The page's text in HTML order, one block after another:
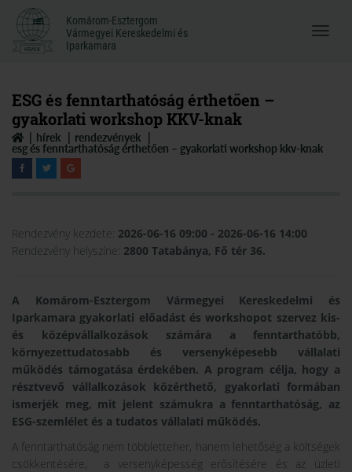
Komárom-Esztergom
Vármegyei Kereskedelmi és
Iparkamara
Komárom-Esztergom
Vármegyei Kereskedelmi és
Iparkamara
Menü
ESG és fenntarthatóság érthetően –
gyakorlati workshop KKV-knak
hírek
rendezvények
esg és fenntarthatóság érthetően – gyakorlati workshop kkv-knak
Rendezvény kezdete: 2026-06-16 09:00 - 2026-06-16 14:00
Rendezvény helyszíne: 2800 Tatabánya, Fő tér 36.
A Komárom-Esztergom Vármegyei Kereskedelmi és
Iparkamara gyakorlati előadást és workshopot szervez kis-
és középvállalkozások számára a fenntarthatóbb,
környezettudatosabb és versenyképesebb vállalati
működés támogatása érdekében. A program célja, hogy a
résztvevő vállalkozások közérthető, gyakorlati formában
ismerjék meg, mit jelent számukra a fenntarthatóság, az
ESG-szemlélet és a tudatos vállalati működés.
A fenntarthatóság nem többletteher, hanem lehetőség a költségek
csökkentésére, a versenyképesség erősítésére és az üzleti